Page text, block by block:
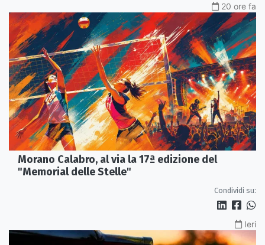
20 ore fa
Morano Calabro, al via la 17ª edizione del
"Memorial delle Stelle"
Condividi su:
Ieri